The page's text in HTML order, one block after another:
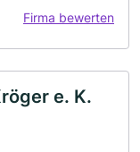
Firma bewerten
e. K.